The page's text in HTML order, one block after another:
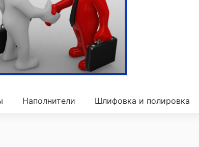
Наполнители Шлифовка и полировка